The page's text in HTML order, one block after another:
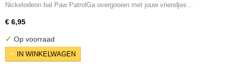
Nickelodeon bal Paw PatrolGa overgooien met jouw vriendjes…
€ 6,95
✓ Op voorraad
IN WINKELWAGEN